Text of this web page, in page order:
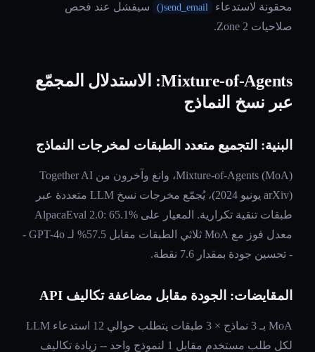
محقونة لاستدعاء
send_email()
سيفشل عند فحص
صلاحيات Zone 2.
Mixture-of-Agents: الاستدلال المجمّع
عبر نسخ النماذج
البنية: التجميع متعدد الطبقات لمخرجات النماذج
Mixture-of-Agents (MoA)، وانغ وآخرون من Together AI
(arXiv يونيو 2024)، يُجمّع مخرجات نسخ LLM متعددة عبر
طبقات تنقية تكرارية. المعيار على AlpacaEval 2.0: 65.1%
معدل فوز مع MoA ثلاثي الطبقات مقابل 57.5% لـ GPT-4o -
- تحسين جودة بمقدار 7.6 نقطة.
المقايضات: الجودة مقابل مضاعفة تكاليف API
MoA بـ 3 نماذج × 3 طبقات يتطلب حوالي 12 استدعاء LLM
لكل طلب مستخدم مقابل 1 لنموذج واحد -- زيادة تكاليف